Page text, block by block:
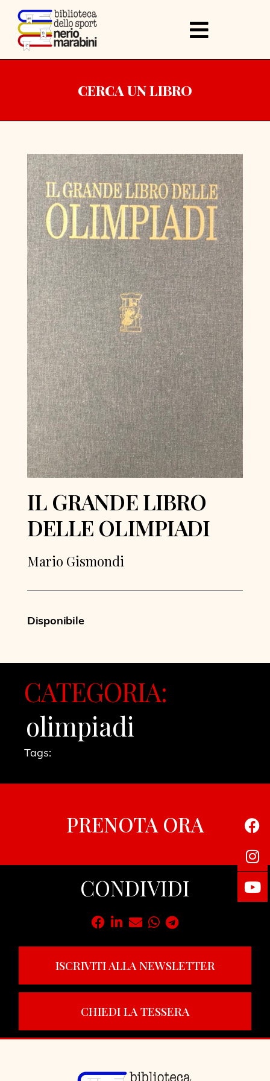
CERCA UN LIBRO
IL GRANDE LIBRO
DELLE OLIMPIADI
Mario Gismondi
Disponibile
CATEGORIA:
olimpiadi
Tags:
PRENOTA ORA
CONDIVIDI
ISCRIVITI ALLA NEWSLETTER
CHIEDI LA TESSERA